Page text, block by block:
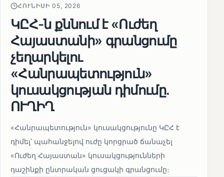
ՀՈՒՆԻՍԻ 05, 2026
ԿԸՀ-ն քննում է «Ուժեղ
Հայաստանի» գրանցումը
չեղարկելու
«Հանրապետություն»
կուսակցության դիմումը.
ՈՒՂԻՂ
«Հանրապետություն» կուսակցությունը ԿԸՀ է
դիմել՝ պահանջելով ուժը կորցրած ճանաչել
«Ուժեղ Հայաստան» կուսակցությունների
դաշինքի ընտրական ցուցակի գրանցումը։